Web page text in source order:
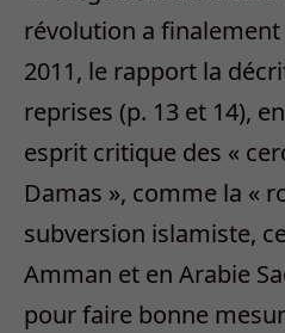
révolution a
2011, le rapport la
reprises (p. 13 et 14),
esprit critique des «
Damas », comme la «
subversion islamiste,
Amman et en Arabie
pour faire bonne